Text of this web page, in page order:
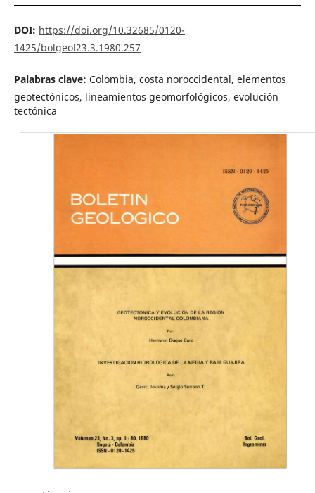
DOI: https://doi.org/10.32685/0120-
1425/bolgeol23.3.1980.257
Palabras clave: Colombia, costa noroccidental, elementos
geotectónicos, lineamientos geomorfológicos, evolución
tectónica